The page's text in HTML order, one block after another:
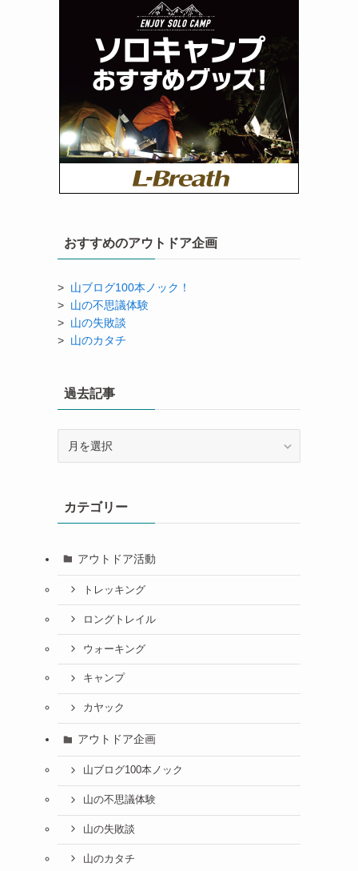
おすすめのアウトドア企画
> 山ブログ100本ノック！
> 山の不思議体験
> 山の失敗談
> 山のカタチ
過去記事
カテゴリー
アウトドア活動
トレッキング
ロングトレイル
ウォーキング
キャンプ
カヤック
アウトドア企画
山ブログ100本ノック
山の不思議体験
山の失敗談
山のカタチ